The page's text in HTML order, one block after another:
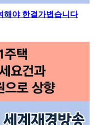
해야 한결가볍습니다